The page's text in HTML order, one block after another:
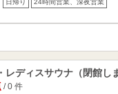
日帰り 24時間営業、深夜営業
レディスサウナ（閉館し
/ 0 件